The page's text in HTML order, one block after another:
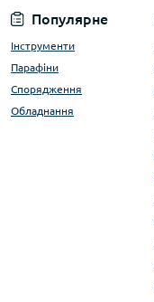
Популярне
Інструменти
Парафіни
Спорядження
Обладнання